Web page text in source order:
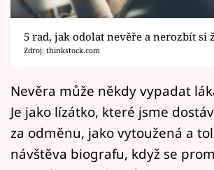
Sledujte prima+
Filmový festival Karlovy
Mámy sobě
Přihlášení
5 rad, jak odolat nevěře a nerozbít si
Zdroj: thinkstock.com
Nevěra může někdy vypadat
Je jako lízátko, které jsme
za odměnu, jako vytoužená a
návštěva biografu, když se